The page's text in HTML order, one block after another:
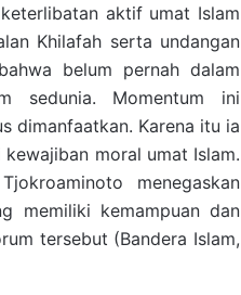
aktif umat Islam
Khilafah serta undangan
belum pernah dalam
sedunia. Momentum ini
dimanfaatkan. Karena itu ia
moral umat Islam.
menegaskan
memiliki kemampuan dan
tersebut (Bandera Islam,